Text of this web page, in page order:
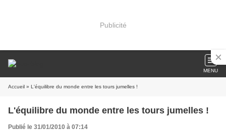
Publicité
MENU
Accueil » L'équilibre du monde entre les tours jumelles !
L'équilibre du monde entre les tours jumelles !
Publié le 31/01/2010 à 07:14